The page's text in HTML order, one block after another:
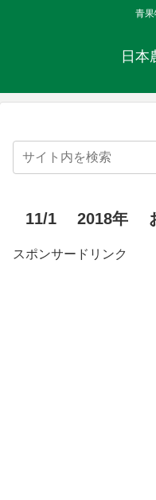
青
日
11/1 2018年 お
スポンサードリンク